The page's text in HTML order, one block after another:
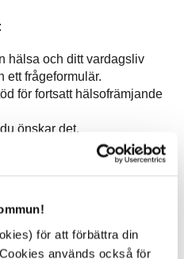
för att förbättra din
används också för
hälsa och ditt vardagsliv
ett frågeformulär.
för fortsatt hälsofrämjande
önskar det.
16 March 2026